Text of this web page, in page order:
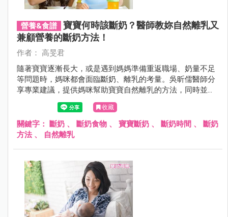
營養&食譜
寶寶何時該斷奶？醫師教妳自然離乳又
兼顧營養的斷奶方法！
作者： 高旻君
隨著寶寶逐漸長大，或是遇到媽媽準備重返職場、奶量不足
等問題時，媽咪都會面臨斷奶、離乳的考量。吳昕儒醫師分
享專業建議，提供媽咪幫助寶寶自然離乳的方法，同時並建
議寶寶1歲後斷奶以啟賦3搭配副食品，兼顧好寶寶斷奶後的
收藏
關鍵字： 斷奶 、 斷奶食物 、 寶寶斷奶 、 斷奶時間 、
斷奶
方法 、 自然離乳